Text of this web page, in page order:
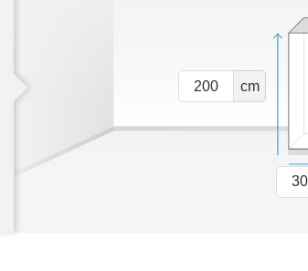
cm